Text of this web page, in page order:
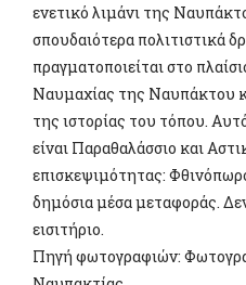
ενετικό λιμάνι της
σπουδαιότερα πολιτιστικά
πραγματοποιείται στο
Ναυμαχίας της Ναυπάκτου
της ιστορίας του τόπου.
είναι Παραθαλάσσιο και
επισκεψιμότητας:
δημόσια μέσα μεταφοράς.
εισιτήριο.
Πηγή φωτογραφιών: